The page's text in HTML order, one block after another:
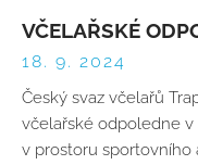
VČELAŘSKÉ
18. 9. 2024
Český svaz včelařů
včelařské odpoledne v
v prostoru sportovního